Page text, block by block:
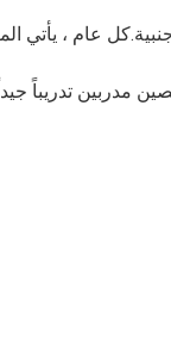
والأجنبية.كل عام ،
تدريباً جيداً